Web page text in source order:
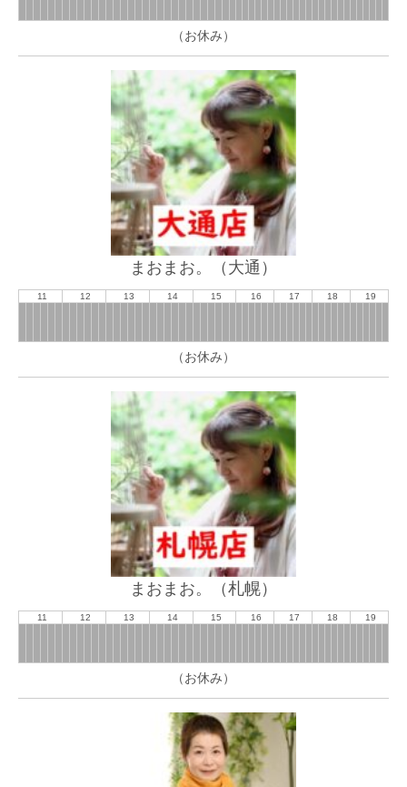
（お休み）
まおまお。（大通）
11 12 13 14 15 16 17 18 19
（お休み）
まおまお。（札幌）
11 12 13 14 15 16 17 18 19
（お休み）